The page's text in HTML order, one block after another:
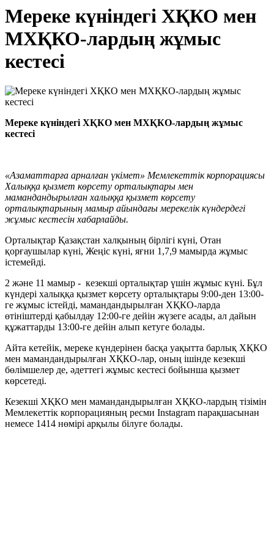
Мереке күніндегі ХҚКО мен
МХҚКО-лардың жұмыс
кестесі
Мереке күніндегіХҚКО мен МХҚКО-лардың жұмыс
кестесі
«Азаматтарға арналған үкімет» Мемлекеттік корпорациясы
Халыққа қызмет көрсету орталықтары мен
мамандандырылған халыққа қызмет көрсету
орталықтарының мамыр айындағы мерекелік күндердегі
жұмыс кестесін хабарлайды.
Орталықтар Қазақстан халқының бірлігі күні, Отан
қорғаушылар күні, Жеңіс күні, яғни 1,7,9 мамырда жұмыс
істемейді.
2 және 11 мамыр - кезекші орталықтар үшін жұмыс күні. Бұл
күндері халыққа қызмет көрсету орталықтары 9:00-ден 13:00-
ге жұмыс істейді, мамандандырылған ХҚКО-ларда
өтініштерді қабылдау 12:00-ге дейін жүзеге асады, ал дайын
құжаттарды 13:00-ге дейін алып кетуге болады.
Айта кетейік, мереке күндерінен басқа уақытта барлық ХҚКО
мен мамандандырылған ХҚКО-лар, оның ішінде кезекші
бөлімшелер де, әдеттегі жұмыс кестесі бойынша қызмет
көрсетеді.
Кезекші ХҚКО мен мамандандырылған ХҚКО-лардың тізімін
Мемлекеттік корпорацияның ресми Instagram парақшасынан
немесе 1414 нөмірі арқылы білуге болады.